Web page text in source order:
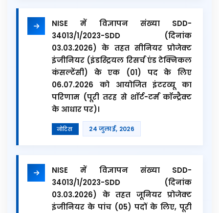
NISE में विज्ञापन संख्या SDD-
34013/1/2023-SDD (दिनांक
03.03.2026) के तहत सीनियर प्रोजेक्ट
इंजीनियर (इंडस्ट्रियल रिसर्च एंड टेक्निकल
कंसल्टेंसी) के एक (01) पद के लिए
06.07.2026 को आयोजित इंटरव्यू का
परिणाम (पूरी तरह से शॉर्ट-टर्म कॉन्ट्रैक्ट
के आधार पर)।
नोटिस 24 जुलाई, 2026
NISE में विज्ञापन संख्या SDD-
34013/1/2023-SDD (दिनांक
03.03.2026) के तहत जूनियर प्रोजेक्ट
इंजीनियर के पांच (05) पदों के लिए, पूरी